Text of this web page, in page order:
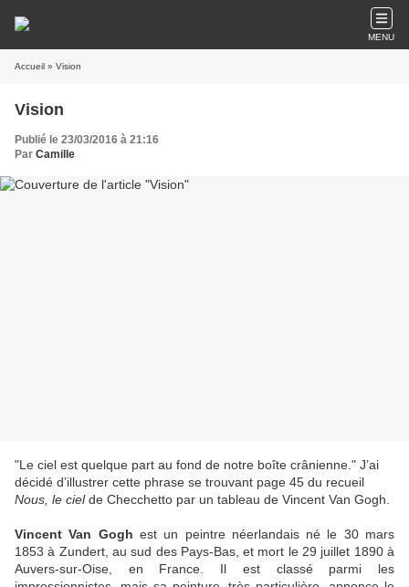
MENU
Accueil » Vision
Vision
Publié le 23/03/2016 à 21:16
Par Camille
"Le ciel est quelque part au fond de notre boîte crânienne." J’ai
décidé d’illustrer cette phrase se trouvant page 45 du recueil
Nous, le cielde Checchetto par un tableau de Vincent Van Gogh.
Vincent Van Gogh est un peintre néerlandais né le 30 mars
1853 à Zundert, au sud des Pays-Bas, et mort le 29 juillet 1890 à
Auvers-sur-Oise, en France. Il est classé parmi les